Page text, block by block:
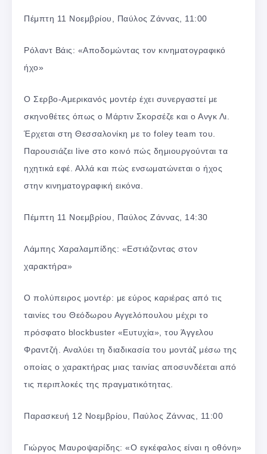
Πέμπτη 11 Νοεμβρίου, Παύλος Ζάννας, 11:00
Ρόλαντ Βάις: «Αποδομώντας τον κινηματογραφικό
ήχο»
Ο Σερβο-Αμερικανός μοντέρ έχει συνεργαστεί με
σκηνοθέτες όπως ο Μάρτιν Σκορσέζε και ο Ανγκ Λι.
Έρχεται στη Θεσσαλονίκη με το foley team του.
Παρουσιάζει live στο κοινό πώς δημιουργούνται τα
ηχητικά εφέ. Αλλά και πώς ενσωματώνεται ο ήχος
στην κινηματογραφική εικόνα.
Πέμπτη 11 Νοεμβρίου, Παύλος Ζάννας, 14:30
Λάμπης Χαραλαμπίδης: «Εστιάζοντας στον
χαρακτήρα»
O πολύπειρος μοντέρ: με εύρος καριέρας από τις
ταινίες του Θεόδωρου Αγγελόπουλου μέχρι το
πρόσφατο blockbuster «Ευτυχία», του Άγγελου
Φραντζή. Αναλύει τη διαδικασία του μοντάζ μέσω της
οποίας ο χαρακτήρας μιας ταινίας αποσυνδέεται από
τις περιπλοκές της πραγματικότητας.
Παρασκευή 12 Νοεμβρίου, Παύλος Ζάννας, 11:00
Γιώργος Μαυροψαρίδης: «Ο εγκέφαλος είναι η οθόνη»